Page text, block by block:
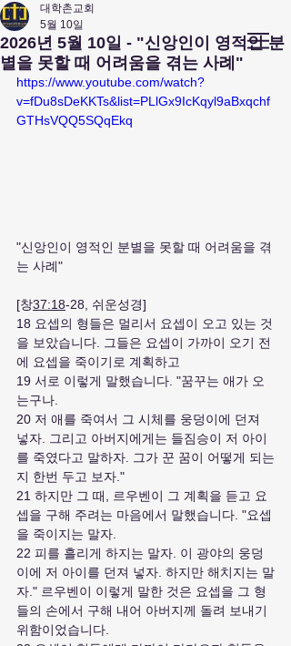
앤아버​ 대학촌 교회
Campus Town Church of Ann Arbor
2026년 5월 10일 - "신앙인이 영적인 분
별을 못할 때 어려움을 겪는 사례"
대학촌교회
5월 10일
https://www.youtube.com/watch?
v=fDu8sDeKKTs&list=PLlGx9IcKqyl9aBxqchf
GTHsVQQ5SQqEkq
"신앙인이 영적인 분별을 못할 때 어려움을 겪
는 사례"
[창37:18-28, 쉬운성경]
18 요셉의 형들은 멀리서 요셉이 오고 있는 것
을 보았습니다. 그들은 요셉이 가까이 오기 전
에 요셉을 죽이기로 계획하고
19 서로 이렇게 말했습니다. "꿈꾸는 애가 오
는구나.
20 저 애를 죽여서 그 시체를 웅덩이에 던져
넣자. 그리고 아버지에게는 들짐승이 저 아이
를 죽였다고 말하자. 그가 꾼 꿈이 어떻게 되는
지 한번 두고 보자."
21 하지만 그 때, 르우벤이 그 계획을 듣고 요
셉을 구해 주려는 마음에서 말했습니다. "요셉
을 죽이지는 말자.
22 피를 흘리게 하지는 말자. 이 광야의 웅덩
이에 저 아이를 던져 넣자. 하지만 해치지는 말
자." 르우벤이 이렇게 말한 것은 요셉을 그 형
들의 손에서 구해 내어 아버지께 돌려 보내기
위함이었습니다.